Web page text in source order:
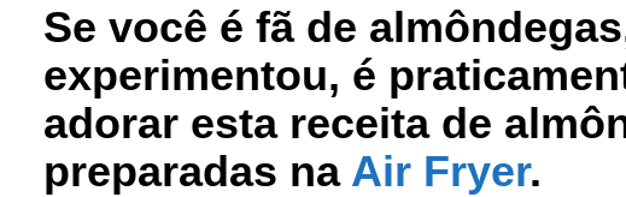
Se você é fã de
experimentou, é
adorar esta receita de
preparadas na Air Fryer.